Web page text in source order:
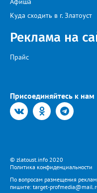
Куда сходить в г. Златоуст
Реклама на
Прайс
Присоединяйтесь к нам
© zlatoust.info 2020
Политика конфиденциальности
По вопросам размещения
пишите: target-